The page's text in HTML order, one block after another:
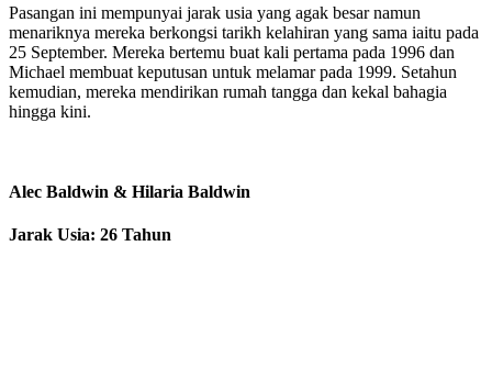
Pasangan ini mempunyai jarak usia yang agak besar namun
menariknya mereka berkongsi tarikh kelahiran yang sama iaitu pada
25 September. Mereka bertemu buat kali pertama pada 1996 dan
Michael membuat keputusan untuk melamar pada 1999. Setahun
kemudian, mereka mendirikan rumah tangga dan kekal bahagia
hingga kini.
Alec Baldwin & Hilaria Baldwin
Jarak Usia: 26 Tahun